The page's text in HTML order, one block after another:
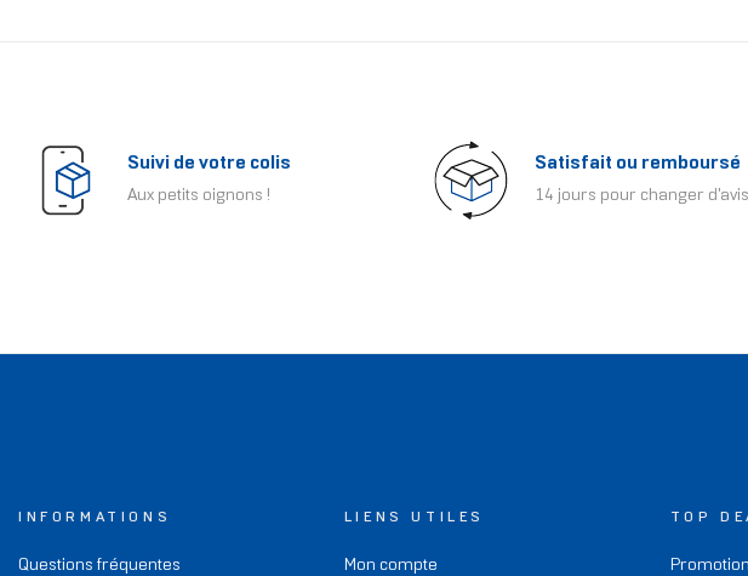
Suivi de votre colis
Aux petits oignons !
Satisfait ou remboursé
14 jours pour changer
INFORMATIONS
Questions fréquentes
LIENS UTILES
Mon compte
TOP